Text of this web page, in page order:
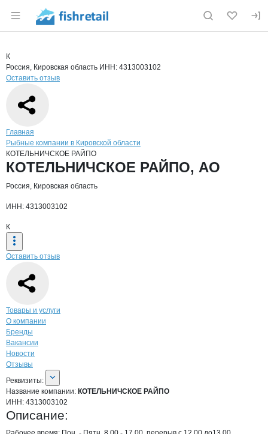
Раздел навигации по сайту fishretail.ru
Страница компании
Страница компании
Краткая информация о компании
К
Россия, Кировская область ИНН: 4313003102
Оставить отзыв
Навигация по сайту
Главная
Рыбные компании в Кировской области
КОТЕЛЬНИЧСКОЕ РАЙПО
Основная информация о компании
КОТЕЛЬНИЧСКОЕ РАЙПО, АО
Россия, Кировская область
ИНН: 4313003102
К
Оставить отзыв
Навигация по странице
Товары и услуги
О компании
Бренды
Вакансии
Новости
Отзывы
О компании
Реквизиты
Реквизиты:
Название компании: КОТЕЛЬНИЧСКОЕ РАЙПО
ИНН: 4313003102
Описание: